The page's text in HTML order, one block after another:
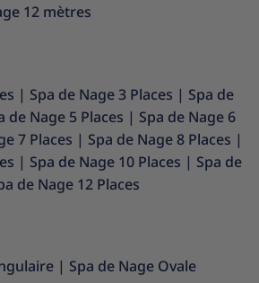
12 mètres
| Spa de Nage 3 Places | Spa de
de Nage 5 Places | Spa de Nage 6
7 Places | Spa de Nage 8 Places |
| Spa de Nage 10 Places | Spa de
de Nage 12 Places
| Spa de Nage Ovale